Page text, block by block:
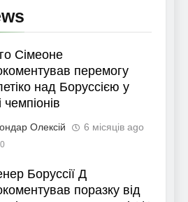
Сімеоне
перемогу
над Боруссією у
чемпіонів
Олексій 6 місяців ago
0
Боруссії Д
поразку від